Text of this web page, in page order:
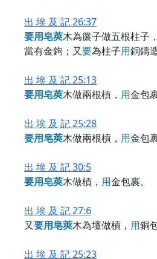
出 埃 及 記 26:37
要用皂莢木為簾子做五根柱子，
當有金鉤；又要為柱子用銅鑄
出 埃 及 記 25:13
要用皂莢木做兩根槓， 用金包裹
出 埃 及 記 25:28
要用皂莢木做兩根槓， 用金包
出 埃 及 記 30:5
要用皂莢木做槓， 用金包裹。
出 埃 及 記 27:6
又要用皂莢木為壇做槓， 用銅
出 埃 及 記 25:23